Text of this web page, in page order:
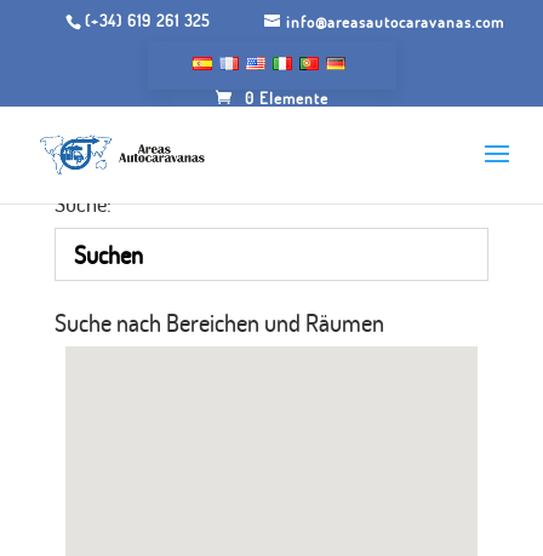
(+34) 619 261 325 info@areasautocaravanas.com
0 Elemente
Suche:
Suche nach Bereichen und Räumen